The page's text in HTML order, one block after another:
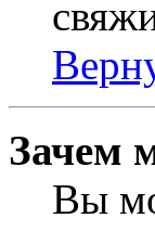
Зачем
Вы